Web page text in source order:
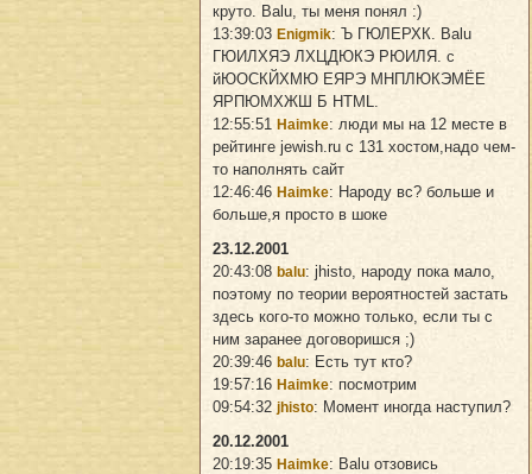
круто. Balu, ты меня понял :)
13:39:03 Enigmik: Ъ ГЮЛЕРХК. Balu
ГЮИЛХЯЭ ЛХЦДЮКЭ РЮИЛЯ. с
йЮОСКЙХМЮ ЕЯРЭ МНПЛЮКЭМЁЕ
ЯРПЮМХЖШ Б HTML.
12:55:51 Haimke: люди мы на 12 месте в
рейтинге jewish.ru с 131 хостом,надо чем-
то наполнять сайт
12:46:46 Haimke: Народу вс? больше и
больше,я просто в шоке
23.12.2001
20:43:08 balu: jhisto, народу пока мало,
поэтому по теории вероятностей застать
здесь кого-то можно только, если ты с
ним заранее договоришся ;)
20:39:46 balu: Есть тут кто?
19:57:16 Haimke: посмотрим
09:54:32 jhisto: Момент иногда наступил?
20.12.2001
20:19:35 Haimke: Balu отзовись